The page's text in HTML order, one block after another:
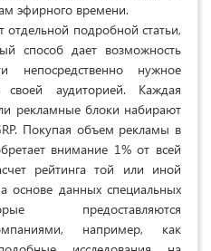
эфирного времени.
отдельной подробной статьи,
способ дает возможность
непосредственно нужное
своей аудиторией. Каждая
рекламные блоки набирают
Покупая объем рекламы в
внимание 1% от всей
рейтинга той или иной
основе данных специальных
предоставляются
например, как